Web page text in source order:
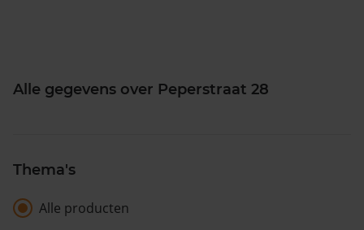
Alle gegevens over Peperstraat 28
Thema's
Alle producten